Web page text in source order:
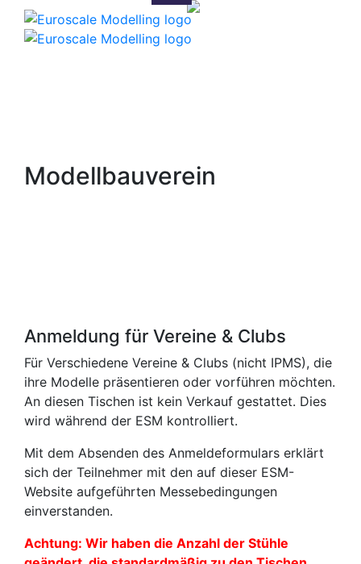
Modellbauverein
Anmeldung für Vereine & Clubs
Für Verschiedene Vereine & Clubs (nicht IPMS), die
ihre Modelle präsentieren oder vorführen möchten.
An diesen Tischen ist kein Verkauf gestattet. Dies
wird während der ESM kontrolliert.
Mit dem Absenden des Anmeldeformulars erklärt
sich der Teilnehmer mit den auf dieser ESM-
Website aufgeführten Messebedingungen
einverstanden.
Achtung: Wir haben die Anzahl der Stühle